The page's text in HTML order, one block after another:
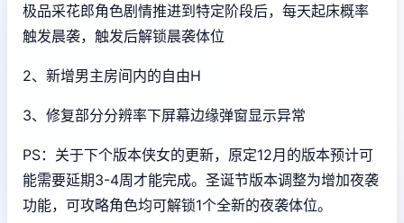
极品采花郎角色剧情推进到特定阶段后，每天起床概率
触发晨袭，触发后解锁晨袭体位
2、新增男主房间内的自由H
3、修复部分分辨率下屏幕边缘弹窗显示异常
PS：关于下个版本侠女的更新，原定12月的版本预计可
能需要延期3-4周才能完成。圣诞节版本调整为增加夜袭
功能，可攻略角色均可解锁1个全新的夜袭体位。